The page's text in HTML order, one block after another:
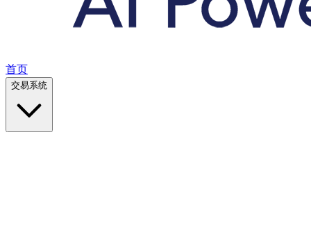
首页
交易系统